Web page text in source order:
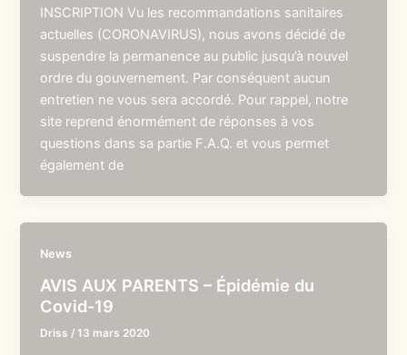
INSCRIPTION Vu les recommandations sanitaires
actuelles (CORONAVIRUS), nous avons décidé de
suspendre la permanence au public jusqu’à nouvel
ordre du gouvernement. Par conséquent aucun
entretien ne vous sera accordé. Pour rappel, notre
site reprend énormément de réponses à vos
questions dans sa partie F.A.Q. et vous permet
également de
News
AVIS AUX PARENTS – Épidémie du
Covid-19
Driss /13 mars 2020